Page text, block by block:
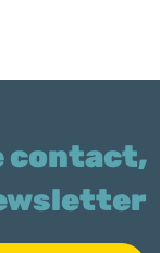
contact,